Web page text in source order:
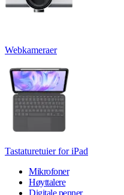
Webkameraer
Tastaturetuier for iPad
Mikrofoner
Høyttalere
Digitale penner